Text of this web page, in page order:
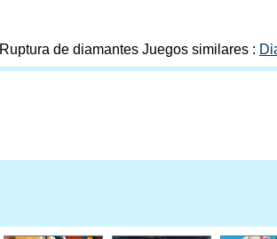
Ruptura de diamantes Juegos similares :